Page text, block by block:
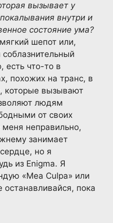
вызывает у
внутри и
состояние ума?
шепот или,
есть что-то в
похожих на транс, в
которые вызывают
людям
от своих
неправильно,
занимает
но я
из Enigma. Я
«Mea Culpa» или
останавливайся, пока